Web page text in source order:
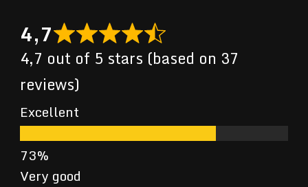
4,7
4,7 out of 5 stars (based on 37
reviews)
Excellent
Very good